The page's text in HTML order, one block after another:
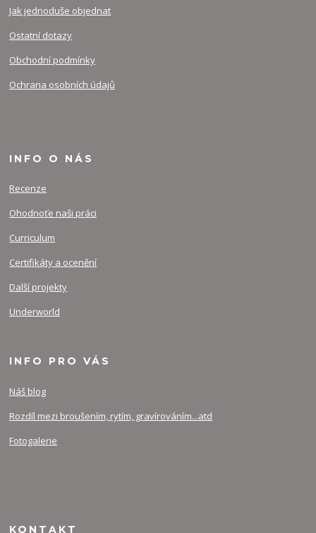
Jak jednoduše objednat
Ostatní dotazy
Obchodní podmínky
Ochrana osobních údajů
INFO O NÁS
Recenze
Ohodnoťe naši práci
Curriculum
Certifikáty a ocenění
Další projekty
Underworld
INFO PRO VÁS
Náš blog
Rozdíl mezi broušením, rytím, gravírováním...atd
Fotogalerie
KONTAKT